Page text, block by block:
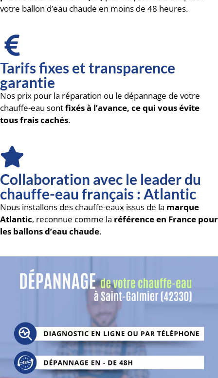
votre ballon d’eau chaude en moins de 48 heures.
Tarifs fixes et transparence
garantie
Nos prix pour la réparation ou le dépannage de votre
chauffe-eau sontfixés à l’avance, ce qui vous évite
tous frais cachés.
Collaboration avec le leader du
chauffe-eau français : Atlantic
Nous installons des chauffe-eaux issus de la marque
Atlantic, reconnue comme la référence en France pour
les ballons d’eau chaude.